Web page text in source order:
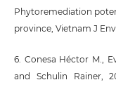
Phytoremediation
province, Vietnam J
6. Conesa Héctor M.,
and Schulin Rainer,